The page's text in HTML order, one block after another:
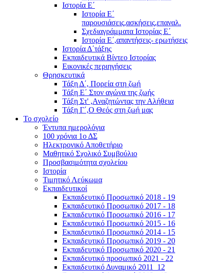
Ιστορία Ε΄
Ιστορία Ε΄
παρουσιάσεις,ασκήσεις,επαναλ.
Σχεδιαγράμματα Ιστορίας Ε΄
Ιστορία Ε΄,απαντήσεις- ερωτήσεις
Ιστορία Δ΄τάξης
Εκπαιδευτικά Βίντεο Ιστορίας
Εικονικές περιηγήσεις
Θρησκευτικά
Τάξη Δ΄, Πορεία στη ζωή
Τάξη Ε΄ Στον αγώνα της ζωής
Τάξη Στ' ,Αναζητώντας την Αλήθεια
Τάξη Γ΄,Ο Θεός στη ζωή μας
Το σχολείο
Έντυπα ημερολόγια
100 χρόνια 1ο ΔΣ
Ηλεκτρονικό Αποθετήριο
Μαθητικό Σχολικό Συμβούλιο
Προσβασιμότητα σχολείου
Ιστορία
Τιμητικό Λεύκωμα
Εκπαιδευτικοί
Εκπαιδευτικό Προσωπικό 2018 - 19
Εκπαιδευτικό Προσωπικό 2017 - 18
Εκπαιδευτικό Προσωπικό 2016 - 17
Εκπαιδευτικό Προσωπικό 2015 - 16
Εκπαιδευτικό Προσωπικό 2014 - 15
Εκπαιδευτικό Προσωπικό 2019 - 20
Εκπαιδευτικό Προσωπικό 2020 - 21
Εκπαιδευτικό προσωπικό 2021 - 22
Εκπαιδευτικό Δυναμικό 2011_12